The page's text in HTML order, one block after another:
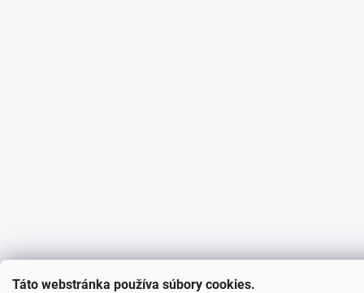
Táto webstránka používa súbory cookies.